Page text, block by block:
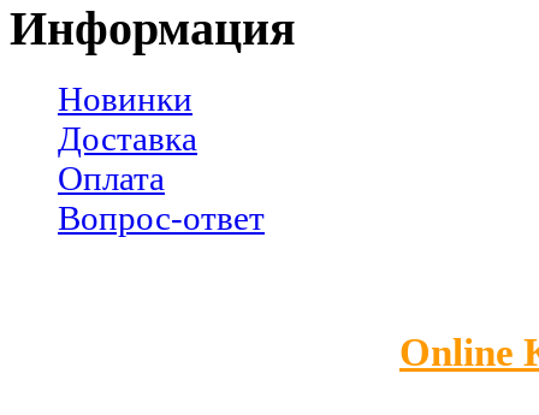
Информация
Новинки
Доставка
Оплата
Вопрос-ответ
Online